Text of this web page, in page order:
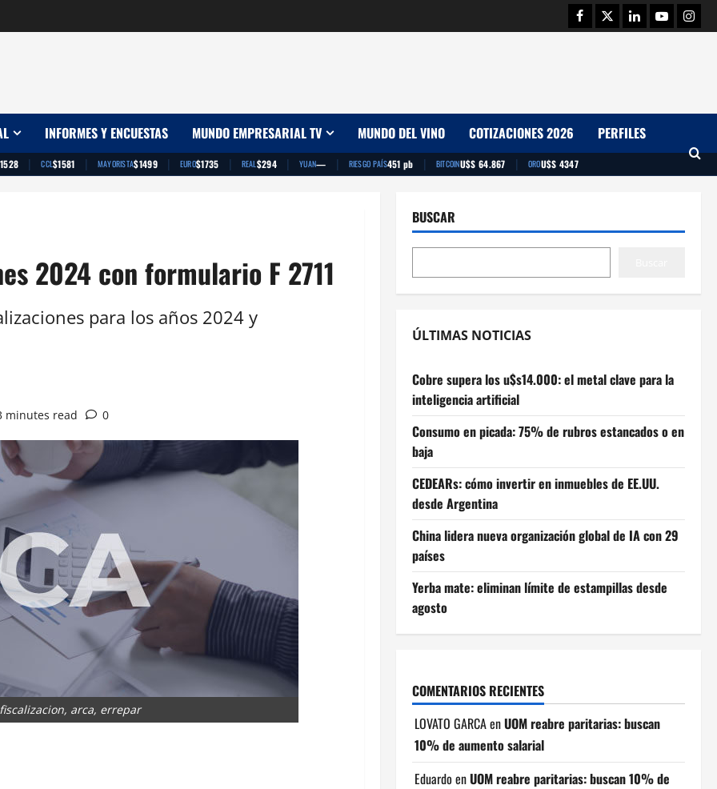
Facebook
TwitterLinkedinYoutube
INFORMES Y ENCUESTAS MUNDO EMPRESARIAL TV MUNDO DEL VINO COTIZACIONES 2026 PERFILES
| CCL$1581 | MAYORISTA$1499 | EURO$1735 | REAL$294 | YUAN— | RIESGO PAÍS451 pb | BITCOINU$S 64.867 | OROU$S 4347
2024 con formulario F 2711
para los años 2024 y
minutes read 0
arca, errepar
BUSCAR
ÚLTIMAS NOTICIAS
Cobre supera los u$s14.000: el metal clave para la
inteligencia artificial
Consumo en picada: 75% de rubros estancados o en
baja
CEDEARs: cómo invertir en inmuebles de EE.UU.
desde Argentina
China lidera nueva organización global de IA con 29
países
Yerba mate: eliminan límite de estampillas desde
agosto
COMENTARIOS RECIENTES
LOVATO GARCAenUOM reabre paritarias: buscan
10% de aumento salarial
Eduardo enUOM reabre paritarias: buscan 10% de